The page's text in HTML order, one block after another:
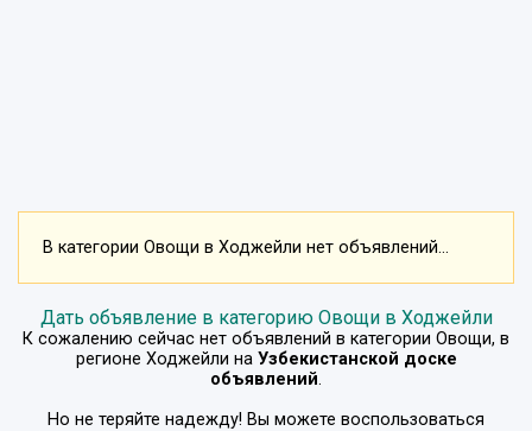
В категории Овощи в Ходжейли нет объявлений...
Дать объявление в категорию Овощи в Ходжейли
К сожалению сейчас нет объявлений в категории Овощи, в
регионе Ходжейли на Узбекистанской доске
объявлений.
Но не теряйте надежду! Вы можете воспользоваться